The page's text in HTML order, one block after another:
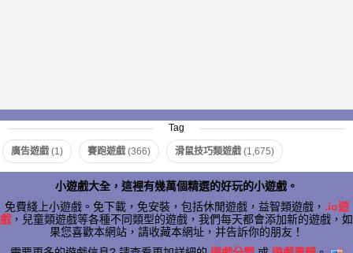
Tag
廣告遊戲 (1) 賽跑遊戲 (366) 滑鼠技巧類遊戲 (1,675)
小遊戲大全，這裡有幾萬個精選的好玩的小遊戲。
免費綫上小遊戲。免下載，免安裝，包括休閒遊戲，益智類遊戲， .io遊
戲 ，兒童類遊戲等各種不同類型的遊戲，我們每天都會添加新的遊戲，如
果您喜歡本網站，請收藏本網址，并告訴你的朋友！